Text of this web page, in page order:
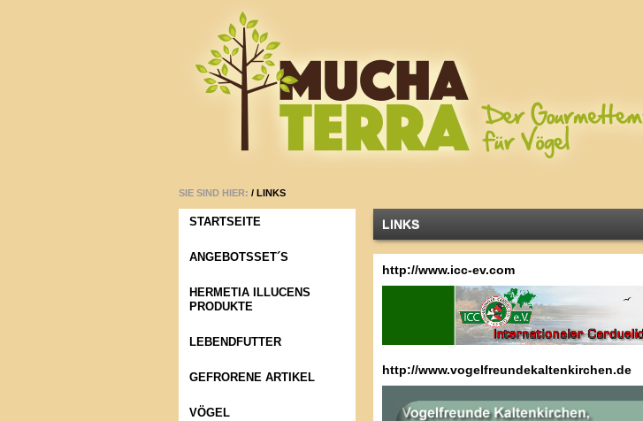
SIE SIND HIER: / LINKS
STARTSEITE
ANGEBOTSSET´S
HERMETIA ILLUCENS
PRODUKTE
LEBENDFUTTER
GEFRORENE ARTIKEL
VÖGEL
LINKS
http://www.icc-ev.com
http://www.vogelfreundekaltenkirchen.de